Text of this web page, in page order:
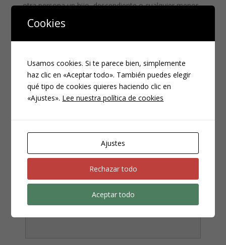
otra persona un hijo, descendiente o cualquier menor
aunque no concurra relación de filiación o parentesco,
eludiendo los procedimientos legales de la guarda,...
¿NECESITAS UN ABOGADO?
Los campos marcados con* son obligatorios
Nombre
Teléfono
Cookies
Usamos cookies. Si te parece bien, simplemente
haz clic en «Aceptar todo». También puedes elegir
qué tipo de cookies quieres haciendo clic en
«Ajustes». Lee nuestra política de cookies
Ajustes
Rechazar todo
Aceptar todo